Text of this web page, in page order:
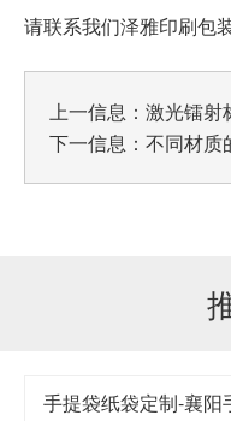
请联系我们泽雅印刷包
上一信息： 激光镭射
下一信息： 不同材质
手提袋纸袋定制-襄